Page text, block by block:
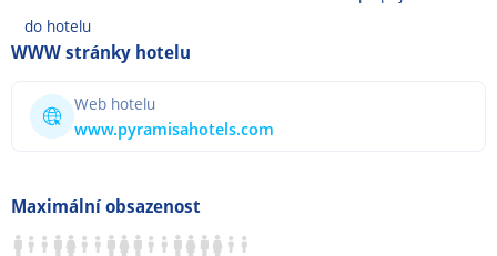
do hotelu
WWW stránky hotelu
Web hotelu
www.pyramisahotels.com
Maximální obsazenost